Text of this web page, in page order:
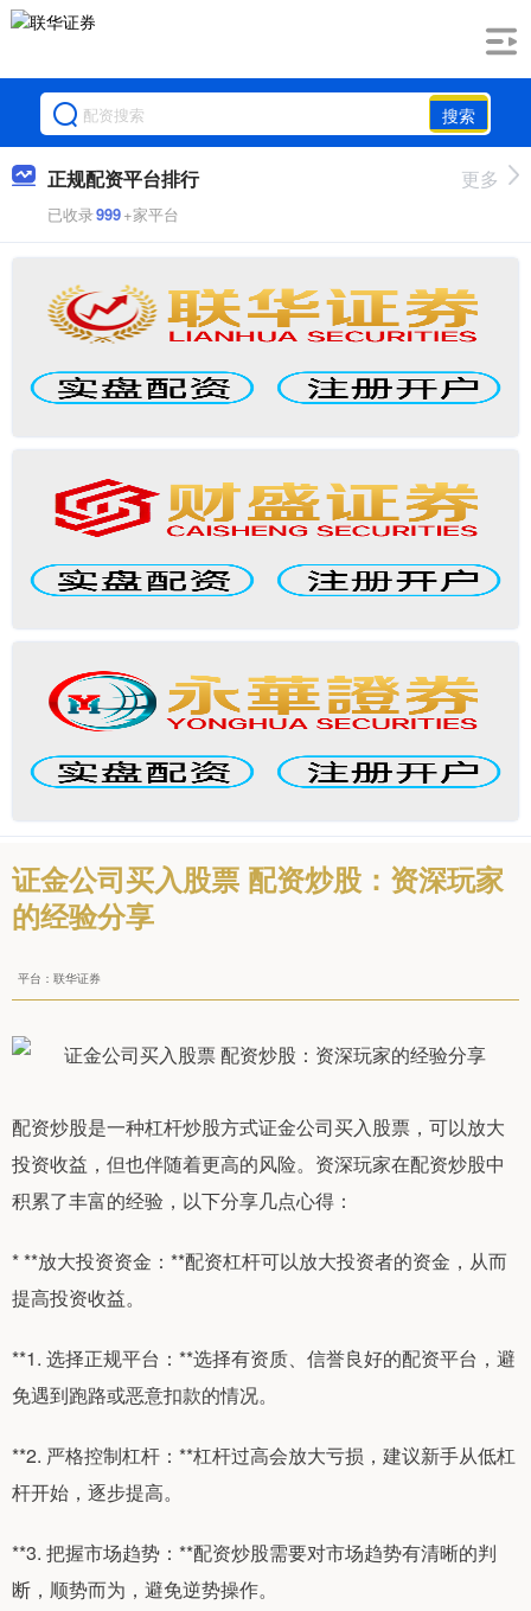
搜索
正规配资平台排行
已收录999+家平台
更多
证金公司买入股票 配资炒股：资深玩家
的经验分享
平台：联华证券
配资炒股是一种杠杆炒股方式证金公司买入股票，可以放大
投资收益，但也伴随着更高的风险。资深玩家在配资炒股中
积累了丰富的经验，以下分享几点心得：
* **放大投资资金：**配资杠杆可以放大投资者的资金，从而
提高投资收益。
**1. 选择正规平台：**选择有资质、信誉良好的配资平台，避
免遇到跑路或恶意扣款的情况。
**2. 严格控制杠杆：**杠杆过高会放大亏损，建议新手从低杠
杆开始，逐步提高。
**3. 把握市场趋势：**配资炒股需要对市场趋势有清晰的判
断，顺势而为，避免逆势操作。